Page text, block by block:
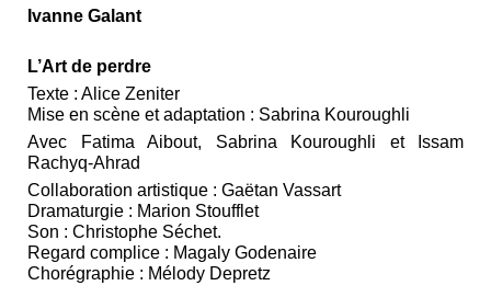
Ivanne Galant
L’Art de perdre
Texte : Alice Zeniter
Mise en scène et adaptation : Sabrina Kouroughli
Avec Fatima Aibout, Sabrina Kouroughli et Issam
Rachyq-Ahrad
Collaboration artistique : Gaëtan Vassart
Dramaturgie : Marion Stoufflet
Son : Christophe Séchet.
Regard complice : Magaly Godenaire
Chorégraphie : Mélody Depretz